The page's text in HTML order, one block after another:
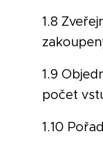
1.8
1.9
počet
1.10